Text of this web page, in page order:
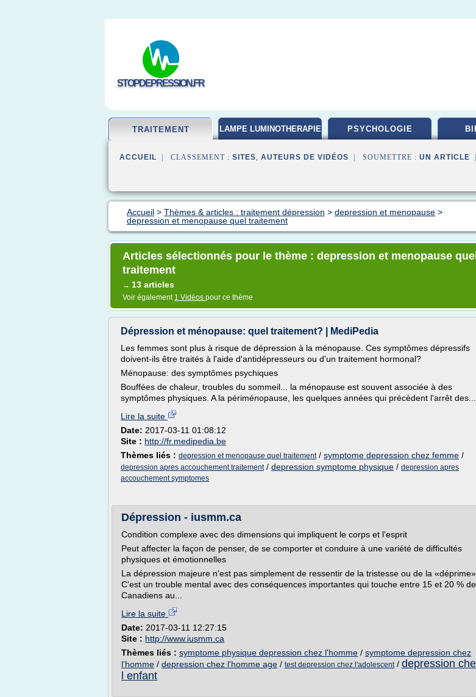
STOPDEPRESSION.FR
TRAITEMENT LAMPE LUMINOTHERAPIE PSYCHOLOGIE
ACCUEIL | CLASSEMENT : SITES, AUTEURS DE VIDÉOS | SOUMETTRE : UN ARTICLE
Accueil > Thèmes & articles : traitement dépression > depression et menopause >
depression et menopause quel traitement
Articles sélectionnés pour le thème : depression et menopause quel
traitement
→ 13 articles
Voir également 1 Vidéos pour ce thème
Dépression et ménopause: quel traitement? | MediPedia
Les femmes sont plus à risque de dépression à la ménopause. Ces symptômes dépressifs
doivent-ils être traités à l'aide d'antidépresseurs ou d'un traitement hormonal?
Ménopause: des symptômes psychiques
Bouffées de chaleur, troubles du sommeil... la ménopause est souvent associée à des
symptômes physiques. A la périménopause, les quelques années qui précèdent l'arrêt des...
Lire la suite
Date: 2017-03-11 01:08:12
Site : http://fr.medipedia.be
Thèmes liés : depression et menopause quel traitement/ symptome depression chez femme /
depression apres accouchement traitement/ depression symptome physique / depression apres
accouchement symptomes
Dépression - iusmm.ca
Condition complexe avec des dimensions qui impliquent le corps et l'esprit
Peut affecter la façon de penser, de se comporter et conduire à une variété de difficultés
physiques et émotionnelles
La dépression majeure n'est pas simplement de ressentir de la tristesse ou de la «déprime».
C'est un trouble mental avec des conséquences importantes qui touche entre 15 et 20 %
Canadiens au...
Lire la suite
Date: 2017-03-11 12:27:15
Site : http://www.iusmm.ca
Thèmes liés : symptome physique depression chez l'homme / symptome depression chez
l'homme / depression chez l'homme age / test depression chez l'adolescent/ depression
l enfant